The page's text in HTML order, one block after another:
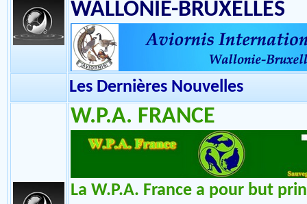
Les Dernières Nouvelles
AVIORNIS
WALLONIE-BRUXELLES
Les Dernières Nouvelles
W.P.A. FRANCE